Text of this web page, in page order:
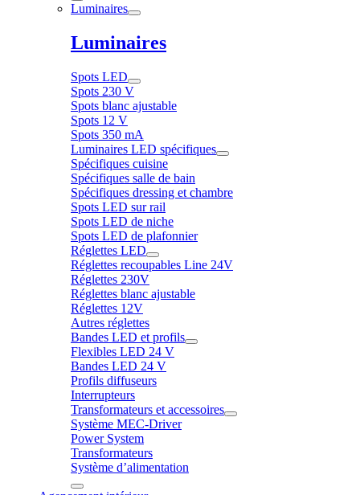
Luminaires
Luminaires
Spots LED
Spots 230 V
Spots blanc ajustable
Spots 12 V
Spots 350 mA
Luminaires LED spécifiques
Spécifiques cuisine
Spécifiques salle de bain
Spécifiques dressing et chambre
Spots LED sur rail
Spots LED de niche
Spots LED de plafonnier
Réglettes LED
Réglettes recoupables Line 24V
Réglettes 230V
Réglettes blanc ajustable
Réglettes 12V
Autres réglettes
Bandes LED et profils
Flexibles LED 24 V
Bandes LED 24 V
Profils diffuseurs
Interrupteurs
Transformateurs et accessoires
Système MEC-Driver
Power System
Transformateurs
Système d’alimentation